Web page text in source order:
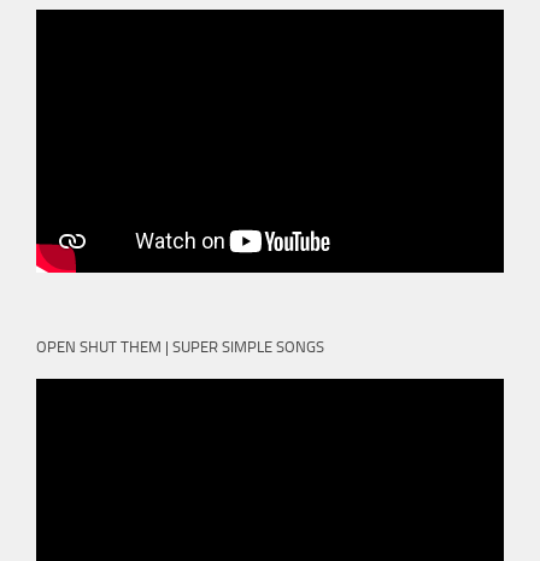
OPEN SHUT THEM | SUPER SIMPLE SONGS